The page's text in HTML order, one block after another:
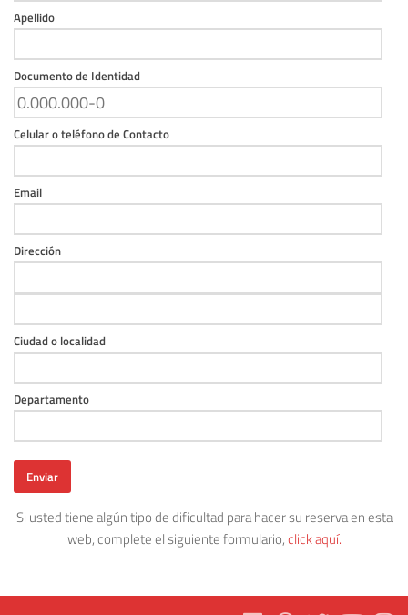
Apellido
Documento de Identidad
Celular o teléfono de Contacto
Email
Dirección
Ciudad o localidad
Departamento
Enviar
Si usted tiene algún tipo de dificultad para hacer su reserva en esta
web, complete el siguiente formulario,click aquí.